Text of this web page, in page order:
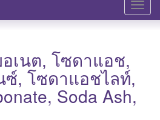
T
o
เนต, โซดาแอช,
, โซดาแอชไลท์,
Soda Ash,